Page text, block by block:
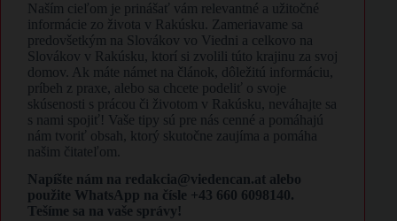
Naším cieľom je prinášať vám relevantné a užitočné
informácie zo života v Rakúsku. Zameriavame sa
predovšetkým na Slovákov vo Viedni a celkovo na
Slovákov v Rakúsku, ktorí si zvolili túto krajinu za svoj
domov. Ak máte námet na článok, dôležitú informáciu,
príbeh z praxe, alebo sa chcete podeliť o svoje
skúsenosti s prácou či životom v Rakúsku, neváhajte sa
s nami spojiť! Vaše tipy sú pre nás cenné a pomáhajú
nám tvoriť obsah, ktorý skutočne zaujíma a pomáha
našim čitateľom.
Napíšte nám na redakcia@viedencan.at alebo
použite WhatsApp na čísle +43 660 6098140.
Tešíme sa na vaše správy!